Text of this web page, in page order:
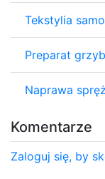
Tekstylia
Preparat
Naprawa
Komentarze
Zaloguj się, by